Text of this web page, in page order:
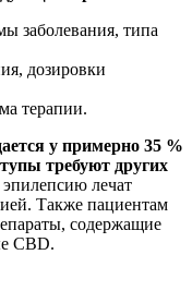
заболевания, типа
дозировки
терапии.
у примерно 35 %
требуют других
лечат
Также пациентам
содержащие
CBD.